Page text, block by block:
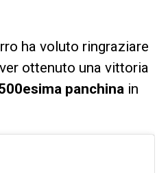
ha voluto ringraziare
ottenuto una vittoria
panchinain